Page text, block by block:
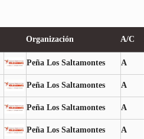
Organización A/C
Peña Los Saltamontes A
Peña Los Saltamontes A
Peña Los Saltamontes A
Peña Los Saltamontes A